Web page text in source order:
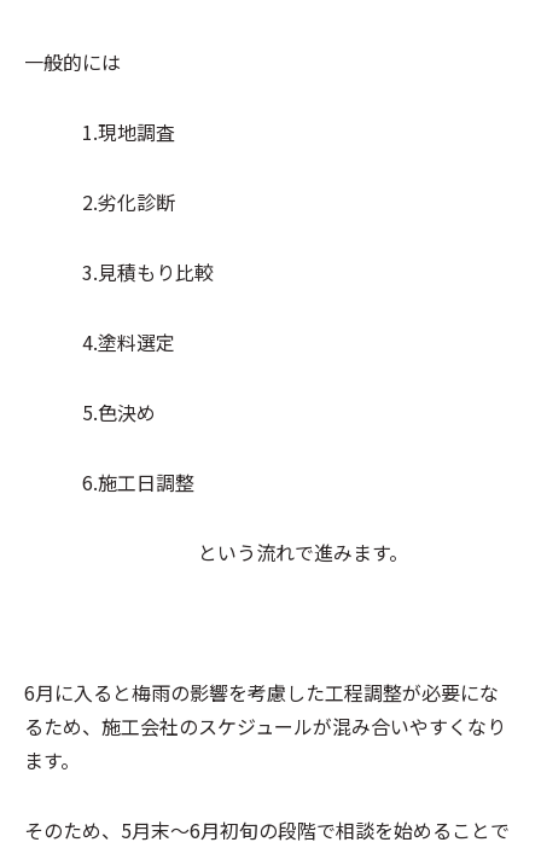
一般的には
1.現地調査
2.劣化診断
3.見積もり比較
4.塗料選定
5.色決め
6.施工日調整
という流れで進みます。
6月に入ると梅雨の影響を考慮した工程調整が必要にな
るため、施工会社のスケジュールが混み合いやすくなり
ます。
そのため、5月末〜6月初旬の段階で相談を始めることで